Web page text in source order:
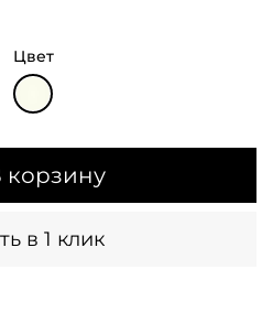
Цвет
корзину
в 1 клик